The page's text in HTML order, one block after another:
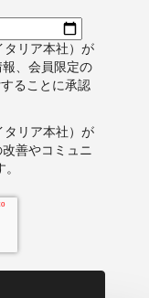
リア本社）が
、会員限定の
ることに承認
リア本社）が
善やコミュニ